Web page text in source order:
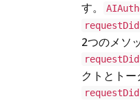
す。
2つのメソ
クトとトー